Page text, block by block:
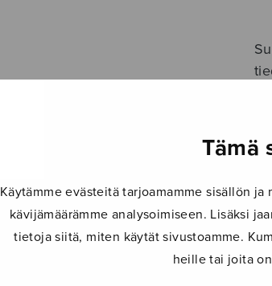
Tämä
Käytämme evästeitä tarjoamamme sisällön
kävijämäärämme analysoimiseen. Lisäksi
tietoja siitä, miten käytät sivustoamme.
heille tai joita